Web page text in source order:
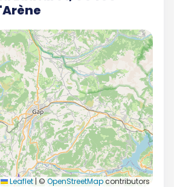
Leaflet | © OpenStreetMapcontributors